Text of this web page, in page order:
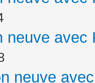
neuve avec
neuve